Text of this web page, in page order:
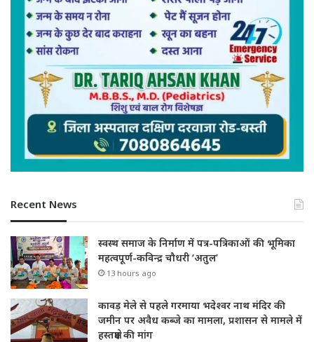
Recent News
स्वस्थ समाज के निर्माण में पत्र-पत्रिकाओं की भूमिका
महत्वपूर्ण-कविन्द्र चौधरी ‘अतुल’
13 hours ago
कावड़ मेले से पहले गरमाया भदेश्वर नाथ मंदिर की
जमीन पर अवैध कब्जे का मामला, प्रशासन से मामले में
हस्तक्षेप की मांग